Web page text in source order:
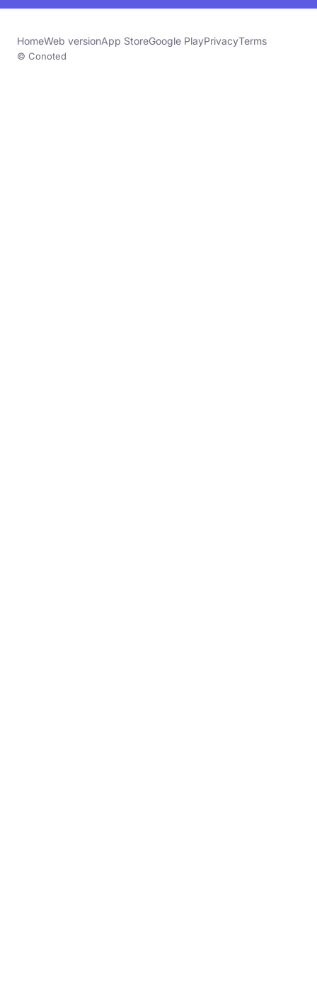
HomeWeb versionApp StoreGoogle PlayPrivacyTerms
© Conoted